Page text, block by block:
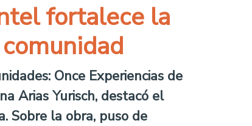
fortalece la
Once Experiencias de
Arias Yurisch, destacó el
Sobre la obra, puso de